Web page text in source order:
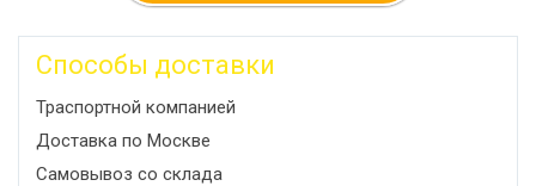
Способы доставки
Траспортной компанией
Доставка по Москве
Самовывоз со склада